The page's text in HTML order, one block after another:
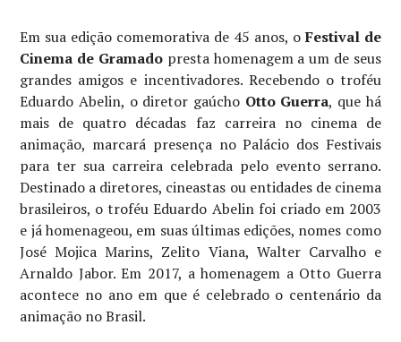
Em sua edição comemorativa de 45 anos, oFestival de
Cinema de Gramadopresta homenagem a um de seus
grandes amigos e incentivadores. Recebendo o troféu
Eduardo Abelin, o diretor gaúcho Otto Guerra, que há
mais de quatro décadas faz carreira no cinema de
animação, marcará presença no Palácio dos Festivais
para ter sua carreira celebrada pelo evento serrano.
Destinado a diretores, cineastas ou entidades de cinema
brasileiros, o troféu Eduardo Abelin foi criado em 2003
e já homenageou, em suas últimas edições, nomes como
José Mojica Marins, Zelito Viana, Walter Carvalho e
Arnaldo Jabor. Em 2017, a homenagem a Otto Guerra
acontece no ano em que é celebrado o centenário da
animação no Brasil.